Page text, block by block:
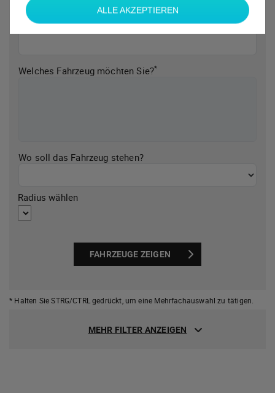
Welches Fahrzeug möchten Sie?*
Wo soll das Fahrzeug stehen?
Radius wählen
FAHRZEUGE ZEIGEN
* Halten Sie STRG/CTRL gedrückt, um eine Mehrfachauswahl zu tätigen.
MEHR FILTER ANZEIGEN
ALLE AKZEPTIEREN